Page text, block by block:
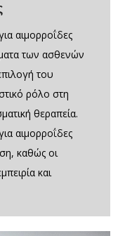
αιμορροΐδες
των ασθενών
του
ρόλο στη
θεραπεία.
αιμορροΐδες
καθώς οι
και